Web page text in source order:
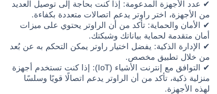
✔ عدد الأجهزة المدعومة: إذا كنت بحاجة إلى توصيل العديد
من الأجهزة، اختر راوتر يدعم اتصالات متعددة بكفاءة.
✔ الأمان والحماية: تأكد من أن الراوتر يحتوي على ميزات
أمان متقدمة لحماية بياناتك وشبكتك.
✔ الإدارة الذكية: يفضل اختيار راوتر يمكن التحكم به عن بُعد
من خلال تطبيق مخصص.
✔ التوافق مع إنترنت الأشياء (IoT): إذا كنت تستخدم أجهزة
منزلية ذكية، تأكد من أن الراوتر يدعم اتصالًا قويًا وسلسًا
لهذه الأجهزة.